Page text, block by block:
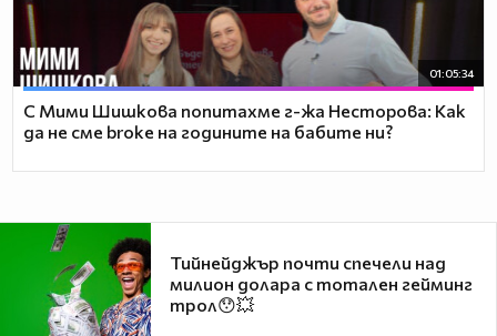
01:05:34
С Мими Шишкова попитахме г-жа Несторова: Как
да не сме broke на годините на бабите ни?
Тийнейджър почти спечели над
милион долара с тотален гейминг
трол😯💥